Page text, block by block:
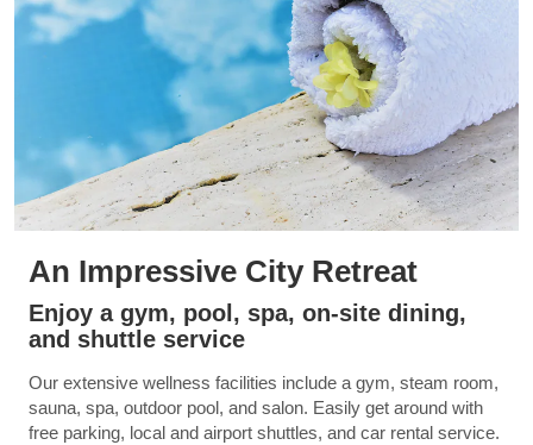
An Impressive City Retreat
Enjoy a gym, pool, spa, on-site dining,
and shuttle service
Our extensive wellness facilities include a gym, steam room,
sauna, spa, outdoor pool, and salon. Easily get around with
free parking, local and airport shuttles, and car rental service.